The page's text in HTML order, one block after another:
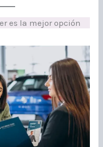
es la mejor opción